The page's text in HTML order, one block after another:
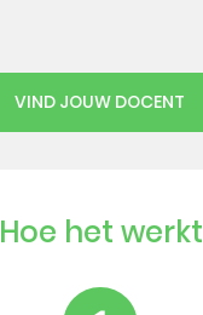
VIND JOUW DOCENT
Hoe het werkt